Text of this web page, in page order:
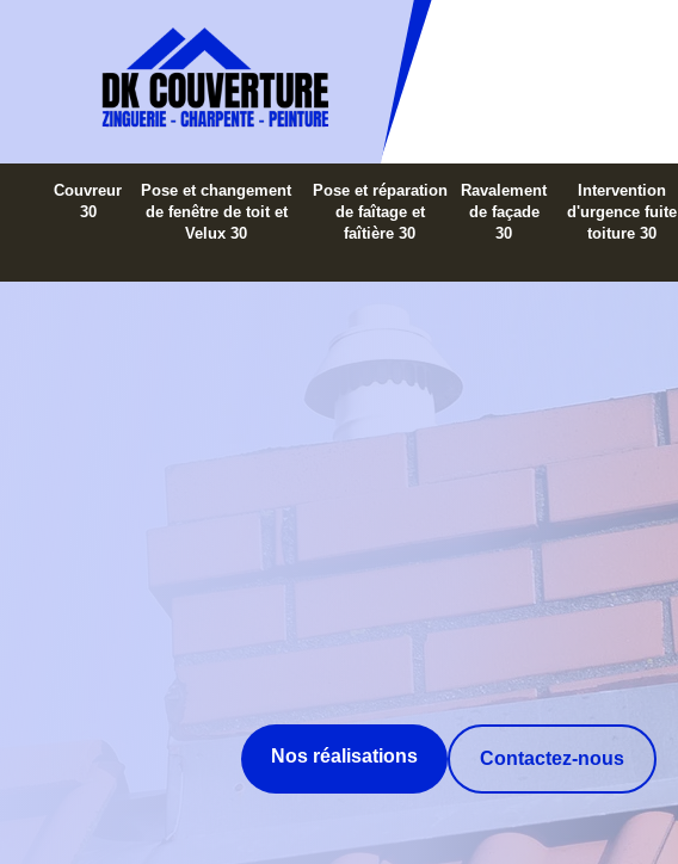
Couvreur
30
Pose et changement
de fenêtre de toit et
Velux 30
Pose et réparation
de faîtage et
faîtière 30
Ravalement
de façade
30
Intervention
d'urgence fuite
toiture 30
Nos réalisations Contactez-nous